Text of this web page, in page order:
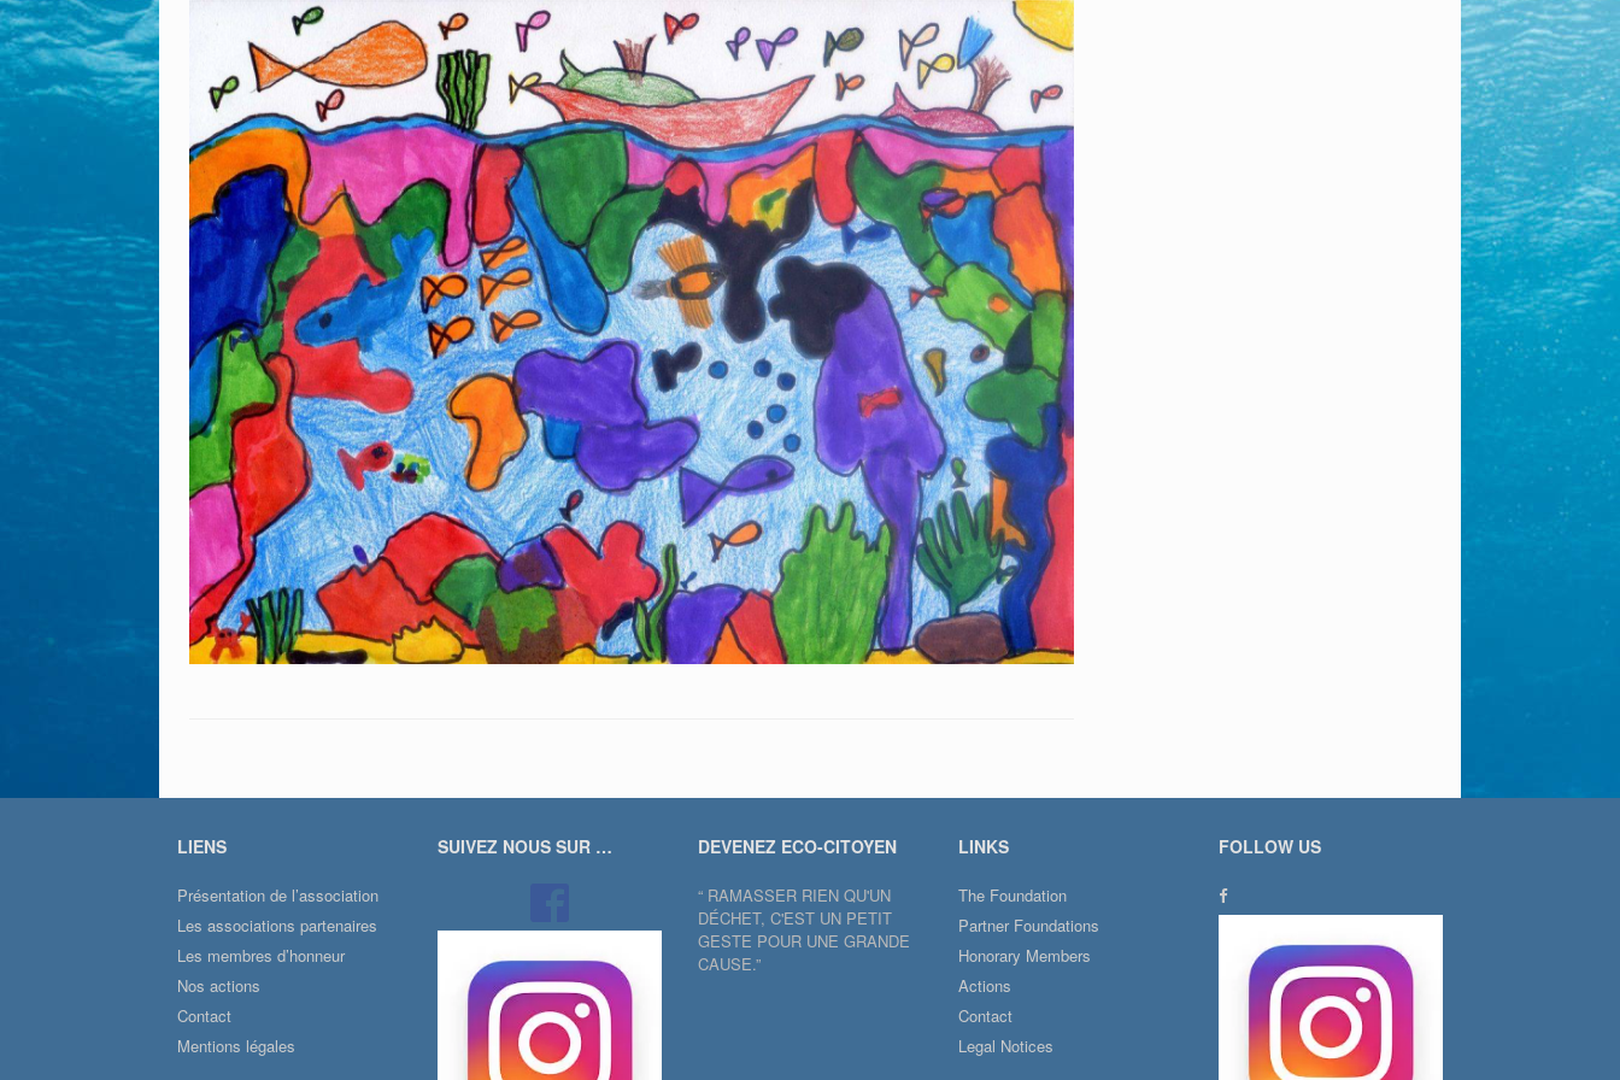
LIENS
Présentation de l’association
Les associations partenaires
Les membres d’honneur
Nos actions
Contact
Mentions légales
SUIVEZ NOUS SUR … DEVENEZ ECO-CITOYEN
“ RAMASSER RIEN QU'UN
DÉCHET, C'EST UN PETIT
GESTE POUR UNE GRANDE
CAUSE.”
LINKS
The Foundation
Partner Foundations
Honorary Members
Actions
Contact
Legal Notices
FOLLOW US